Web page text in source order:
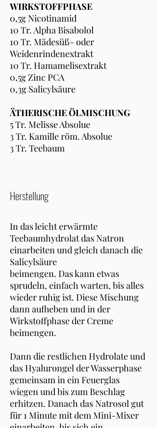
WIRKSTOFFPHASE
0,5g Nicotinamid
10 Tr. Alpha Bisabolol
10 Tr. Mädesüß- oder
Weidenrindenextrakt
10 Tr. Hamamelisextrakt
0,5g Zinc PCA
0,3g Salicylsäure
ÄTHERISCHE ÖLMISCHUNG
5 Tr. Melisse Absolue
3 Tr. Kamille röm. Absolue
3 Tr. Teebaum
Herstellung
In das leicht erwärmte
Teebaumhydrolat das Natron
einarbeiten und gleich danach die
Salicylsäure
beimengen. Das kann etwas
sprudeln, einfach warten, bis alles
wieder ruhig ist. Diese Mischung
dann aufheben und in der
Wirkstoffphase der Creme
beimengen.
Dann die restlichen Hydrolate und
das Hyalurongel der Wasserphase
gemeinsam in ein Feuerglas
wiegen und bis zum Beschlag
erhitzen. Danach das Natrosol gut
für 1 Minute mit dem Mini-Mixer